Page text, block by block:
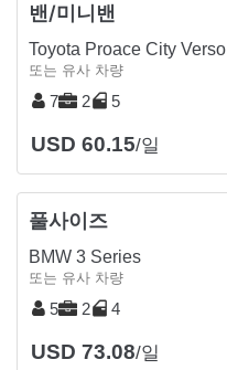
밴/미니밴
Toyota Proace City Verso
또는 유사 차량
7 2 5
USD 60.15/일
풀사이즈
BMW 3 Series
또는 유사 차량
5 2 4
USD 73.08/일